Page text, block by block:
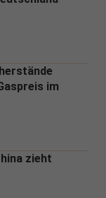
im
zieht